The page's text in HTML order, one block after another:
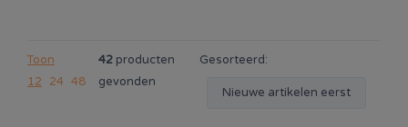
Toon
12
24 48
42producten
gevonden
Gesorteerd:
Nieuwe artikelen eerst